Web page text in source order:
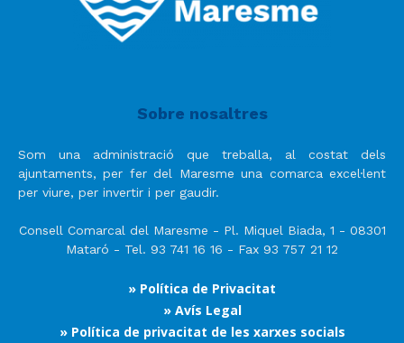
Sobre nosaltres
Som una administració que treballa, al costat dels
ajuntaments, per fer del Maresme una comarca excel·lent
per viure, per invertir i per gaudir.
Consell Comarcal del Maresme - Pl. Miquel Biada, 1 - 08301
Mataró - Tel. 93 741 16 16 - Fax 93 757 21 12
» Política de Privacitat
» Avís Legal
» Política de privacitat de les xarxes socials